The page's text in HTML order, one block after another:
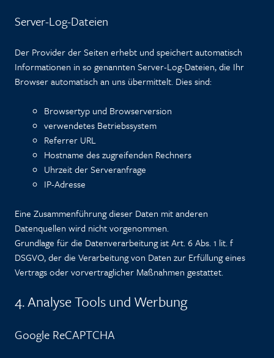
Server-Log-Dateien
Der Provider der Seiten erhebt und speichert automatisch
Informationen in so genannten Server-Log-Dateien, die Ihr
Browser automatisch an uns übermittelt. Dies sind:
Browsertyp und Browserversion
verwendetes Betriebssystem
Referrer URL
Hostname des zugreifenden Rechners
Uhrzeit der Serveranfrage
IP-Adresse
Eine Zusammenführung dieser Daten mit anderen
Datenquellen wird nicht vorgenommen.
Grundlage für die Datenverarbeitung ist Art. 6 Abs. 1 lit. f
DSGVO, der die Verarbeitung von Daten zur Erfüllung eines
Vertrags oder vorvertraglicher Maßnahmen gestattet.
4. Analyse Tools und Werbung
Google ReCAPTCHA